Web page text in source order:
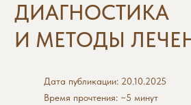
Дата публикации: 20.10.2025
Время прочтения: ~5 минут